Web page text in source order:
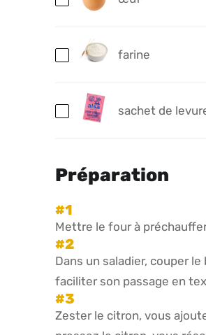
farine
sachet de
Préparation
Mettre le four à
Dans un saladier, couper
faciliter son passage en
Zester le citron, vous